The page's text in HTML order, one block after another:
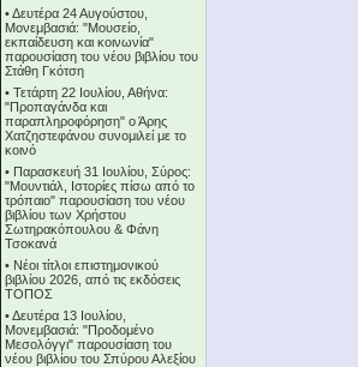
•Δευτέρα 24 Αυγούστου,
Μονεμβασιά: "Μουσείο,
εκπαίδευση και κοινωνία"
παρουσίαση του νέου βιβλίου του
Στάθη Γκότση
• Τετάρτη 22 Ιουλίου, Αθήνα:
"Προπαγάνδα και
παραπληροφόρηση" ο Άρης
Χατζηστεφάνου συνομιλεί με το
κοινό
• Παρασκευή 31 Ιουλίου, Σύρος:
"Μουντιάλ, Ιστορίες πίσω από το
τρόπαιο" παρουσίαση του νέου
βιβλίου των Χρήστου
Σωτηρακόπουλου & Φάνη
Τσοκανά
• Νέοι τίτλοι επιστημονικού
βιβλίου 2026, από τις εκδόσεις
ΤΟΠΟΣ
•Δευτέρα 13 Ιουλίου,
Μονεμβασιά: "Προδομένο
Μεσολόγγι" παρουσίαση του
νέου βιβλίου του Σπύρου Αλεξίου